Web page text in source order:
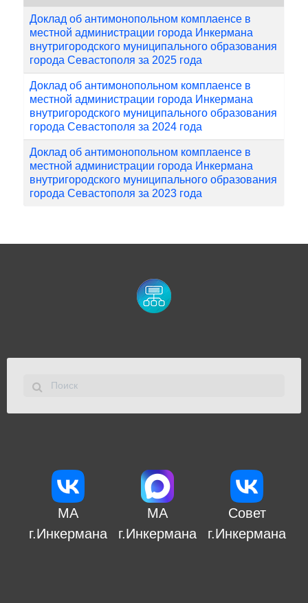
Доклад об антимонопольном комплаенсе в
местной администрации города Инкермана
внутригородского муниципального образования
города Севастополя за 2025 года
Доклад об антимонопольном комплаенсе в
местной администрации города Инкермана
внутригородского муниципального образования
города Севастополя за 2024 года
Доклад об антимонопольном комплаенсе в
местной администрации города Инкермана
внутригородского муниципального образования
города Севастополя за 2023 года
МА
г.Инкермана
МА
г.Инкермана
Совет
г.Инкермана